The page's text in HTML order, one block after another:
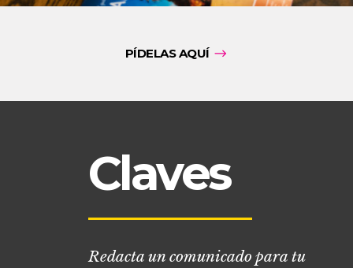
PÍDELAS AQUÍ
Claves
Redacta un comunicado para tu